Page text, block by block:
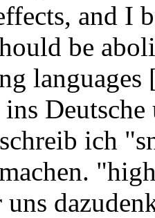
and I
be
ich